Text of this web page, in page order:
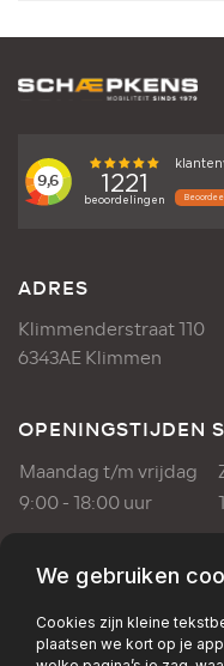
ADRES
Klimmenderstraat 110
6343AE Klimmen
OPENINGSTIJDEN
Maandag t/m vrijdag
9:00 - 18:00 uur
OPENINGSTIJDEN
Maandag t/m vrijdag
8:00 - 17:00 uur
We gebruiken
Cookies zijn kleine
plaatsen we kort op je